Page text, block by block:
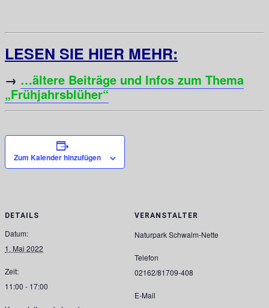
LESEN SIE HIER MEHR:
→ …ältere Beiträge und Infos zum Thema
„Frühjahrsblüher“
Zum Kalender hinzufügen
DETAILS
Datum:
1. Mai 2022
Zeit:
11:00 - 17:00
VERANSTALTER
Naturpark Schwalm-Nette
Telefon
02162/81709-408
E-Mail